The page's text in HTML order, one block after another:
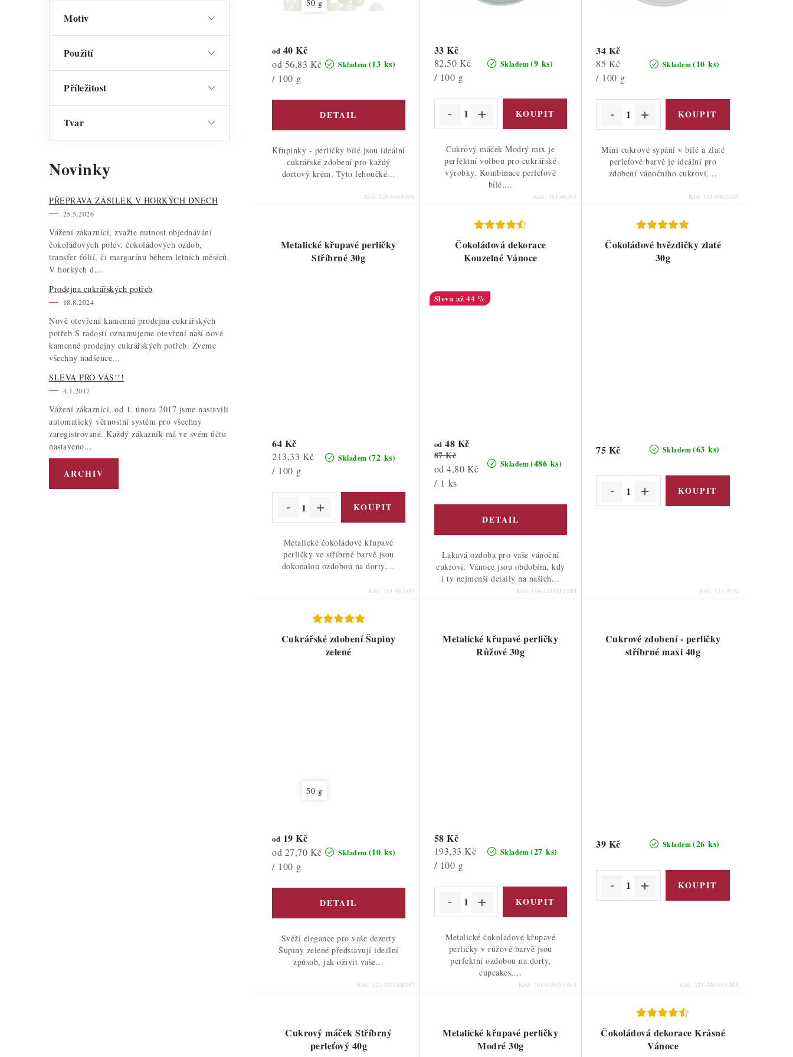
Motiv
Použití
Příležitost
Tvar
Novinky
PŘEPRAVA ZÁSILEK V HORKÝCH DNECH
25.5.2026
Vážení zákazníci, zvažte nutnost objednávání
čokoládových polev, čokoládových ozdob,
transfer fólií, či margarínu během letních měsíců.
V horkých d...
Prodejna cukrářských potřeb
18.8.2024
Nově otevřená kamenná prodejna cukrářských
potřeb S radostí oznamujeme otevření naší nové
kamenné prodejny cukrářských potřeb. Zveme
všechny nadšence...
SLEVA PRO VÁS!!!
4.1.2017
Vážení zákazníci, od 1. února 2017 jsme nastavili
automatický věrnostní systém pro všechny
zaregistrované. Každý zákazník má ve svém účtu
nastaveno...
ARCHIV
u
ů
50 g
Skladem (13 ks)
od 40 Kč
Měrná
cena:
od 56,83 Kč
/ 100 g
Křupinky - perličky bílé jsou ideální
cukrářské zdobení pro každý
dortový krém. Tyto lehoučké...
Kód: 128-096809A
Skladem (9 ks)
33 Kč
Měrná
cena:
82,50 Kč
/ 100 g
Cukrový máček Modrý mix je
perfektní volbou pro cukrářské
výrobky. Kombinace perleťově
bílé,...
Kód: 161-60303
Skladem (10 ks)
34 Kč
Měrná
cena:
85 Kč
/ 100 g
Mini cukrové sypání v bílé a zlaté
perleťové barvě je ideální pro
zdobení vánočního cukroví,...
Kód: 161-64028ZP
Metalické křupavé perličky
Stříbrné 30g
Skladem (72 ks)
64 Kč
Měrná
cena:
213,33 Kč
/ 100 g
Metalické čokoládové křupavé
perličky ve stříbrné barvě jsou
dokonalou ozdobou na dorty,...
Kód: 161-605083
Čokoládová dekorace
Kouzelné Vánoce
až 44 %
Skladem (486 ks)
od 48 Kč
87 Kč
Měrná
cena:
od 4,80 Kč
/ 1 ks
Lákavá ozdoba pro vaše vánoční
cukroví. Vánoce jsou obdobím, kdy
i ty nejmenší detaily na našich...
Kód: 104-23591F1SBI
Čokoládové hvězdičky zlaté
30g
Skladem (63 ks)
75 Kč
Kód: 133-9192
Cukrářské zdobení Šupiny
zelené
50 g
Skladem (10 ks)
od 19 Kč
Měrná
cena:
od 27,70 Kč
/ 100 g
Svěží elegance pro vaše dezerty
Šupiny zelené představují ideální
způsob, jak oživit vaše...
Kód: 121-DULSR087
Metalické křupavé perličky
Růžové 30g
Skladem (27 ks)
58 Kč
Měrná
cena:
193,33 Kč
/ 100 g
Metalické čokoládové křupavé
perličky v růžové barvě jsou
perfektní ozdobou na dorty,
cupcakes,...
Kód: 161-615053.604
Cukrové zdobení - perličky
stříbrné maxi 40g
Skladem (26 ks)
39 Kč
Kód: 121-AMO33-MA
Cukrový máček Stříbrný
perleťový 40g
Metalické křupavé perličky
Modré 30g
Čokoládová dekorace Krásné
Vánoce